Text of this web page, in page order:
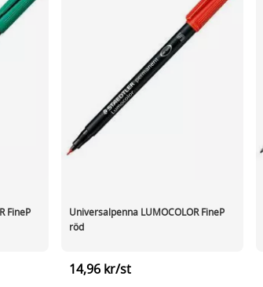
FineP
Universalpenna LUMOCOLOR FineP
röd
14,96 kr/st